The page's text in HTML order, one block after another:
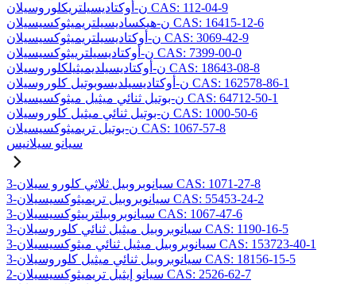
ن-أوكتاديسيلتريكلوروسيلان CAS: 112-04-9
ن-هيكساديسيلتريميثوكسيسيلان CAS: 16415-12-6
ن-أوكتاديسيلتريميثوكسيسيلان CAS: 3069-42-9
ن-أوكتاديسيلترييثوكسيسيلان CAS: 7399-00-0
ن-أوكتاديسيلديميثيلكلوروسيلان CAS: 18643-08-8
ن-أوكتاديسيلديسوبوتيل كلوروسيلان CAS: 162578-86-1
ن-بوتيل ثنائي ميثيل ميثوكسيسيلان CAS: 64712-50-1
ن-بوتيل ثنائي ميثيل كلوروسيلان CAS: 1000-50-6
ن-بوتيل تريميثوكسيسيلان CAS: 1067-57-8
سيانو سيلانيس
3-سيانوبروبيل ثلاثي كلورو سيلان CAS: 1071-27-8
3-سيانوبروبيل تريميثوكسيسيلان CAS: 55453-24-2
3-سيانوبروبيلترييثوكسيسيلان CAS: 1067-47-6
3-سيانوبروبيل ميثيل ثنائي كلوروسيلان CAS: 1190-16-5
3-سيانوبروبيل ميثيل ثنائي ميثوكسيسيلان CAS: 153723-40-1
3-سيانوبروبيل ثنائي ميثيل كلوروسيلان CAS: 18156-15-5
2-سيانو إيثيل تريميثوكسيسيلان CAS: 2526-62-7